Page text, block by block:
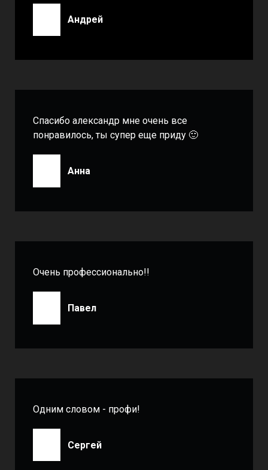
Андрей
Спасибо александр мне очень все
понравилось, ты супер еще приду 🙂
Анна
Очень профессионально!!
Павел
Одним словом - профи!
Сергей